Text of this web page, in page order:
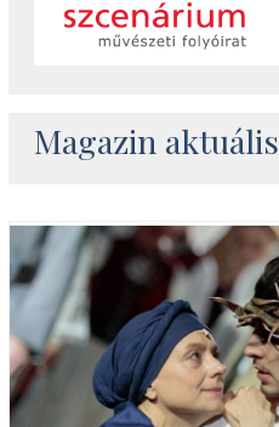
Magazin aktuális